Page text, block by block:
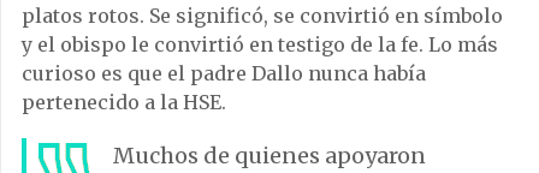
platos rotos. Se significó, se convirtió en símbolo
y el obispo le convirtió en testigo de la fe. Lo más
curioso es que el padre Dallo nunca había
pertenecido a la HSE.
Muchos de quienes apoyaron